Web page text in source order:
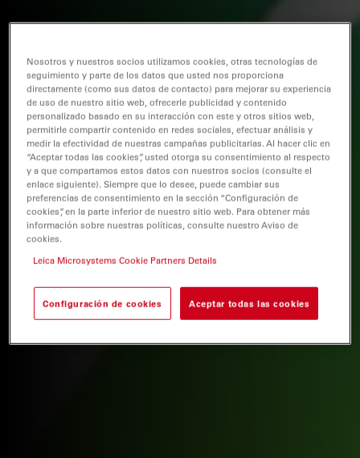
Nosotros y nuestros socios utilizamos cookies, otras tecnologías de
seguimiento y parte de los datos que usted nos proporciona
directamente (como sus datos de contacto) para mejorar su experiencia
de uso de nuestro sitio web, ofrecerle publicidad y contenido
personalizado basado en su interacción con este y otros sitios web,
permitirle compartir contenido en redes sociales, efectuar análisis y
medir la efectividad de nuestras campañas publicitarias. Al hacer clic en
“Aceptar todas las cookies”, usted otorga su consentimiento al respecto
y a que compartamos estos datos con nuestros socios (consulte el
enlace siguiente). Siempre que lo desee, puede cambiar sus
preferencias de consentimiento en la sección “Configuración de
cookies”, en la parte inferior de nuestro sitio web. Para obtener más
información sobre nuestras políticas, consulte nuestro Aviso de
cookies.
Leica Microsystems Cookie Partners Details
Configuración de cookies Aceptar todas las cookies